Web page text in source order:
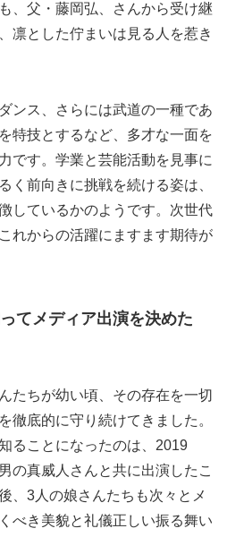
、父・藤岡弘、さんから受け継
凛とした佇まいは見る人を惹き
ンス、さらには武道の一種であ
特技とするなど、多才な一面を
です。学業と芸能活動を見事に
く前向きに挑戦を続ける姿は、
しているかのようです。次世代
れからの活躍にますます期待が
てメディア出演を決めた
たちが幼い頃、その存在を一切
徹底的に守り続けてきました。
ることになったのは、2019
の真威人さんと共に出演したこ
、3人の娘さんたちも次々とメ
べき美貌と礼儀正しい振る舞い